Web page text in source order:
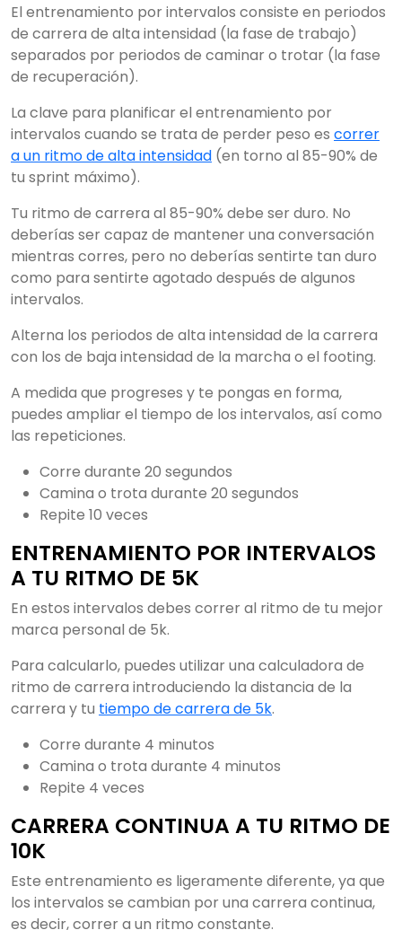
El entrenamiento por intervalos consiste en periodos
de carrera de alta intensidad (la fase de trabajo)
separados por periodos de caminar o trotar (la fase
de recuperación).
La clave para planificar el entrenamiento por
intervalos cuando se trata de perder peso es correr
a un ritmo de alta intensidad (en torno al 85-90% de
tu sprint máximo).
Tu ritmo de carrera al 85-90% debe ser duro. No
deberías ser capaz de mantener una conversación
mientras corres, pero no deberías sentirte tan duro
como para sentirte agotado después de algunos
intervalos.
Alterna los periodos de alta intensidad de la carrera
con los de baja intensidad de la marcha o el footing.
A medida que progreses y te pongas en forma,
puedes ampliar el tiempo de los intervalos, así como
las repeticiones.
Corre durante 20 segundos
Camina o trota durante 20 segundos
Repite 10 veces
ENTRENAMIENTO POR INTERVALOS
A TU RITMO DE 5K
En estos intervalos debes correr al ritmo de tu mejor
marca personal de 5k.
Para calcularlo, puedes utilizar una calculadora de
ritmo de carrera introduciendo la distancia de la
carrera y tu tiempo de carrera de 5k.
Corre durante 4 minutos
Camina o trota durante 4 minutos
Repite 4 veces
CARRERA CONTINUA A TU RITMO DE
10K
Este entrenamiento es ligeramente diferente, ya que
los intervalos se cambian por una carrera continua,
es decir, correr a un ritmo constante.